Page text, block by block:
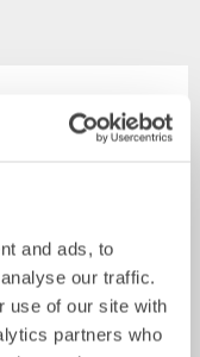
and ads, to
our traffic.
use of our site with
partners who